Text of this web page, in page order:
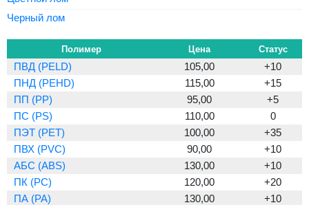
Черный лом
Полимер Цена Статус
ПВД (PELD) 105,00
+10
ПНД (PEHD)
115,00
+15
ПП (PP)
95,00
+5
ПС (PS)
110,00
0
ПЭТ (PET)
100,00
+35
ПВХ (PVC)
90,00
+10
АБС (ABS)
130,00
+10
ПК (PC)
120,00
+20
ПА (PA)
130,00
+10